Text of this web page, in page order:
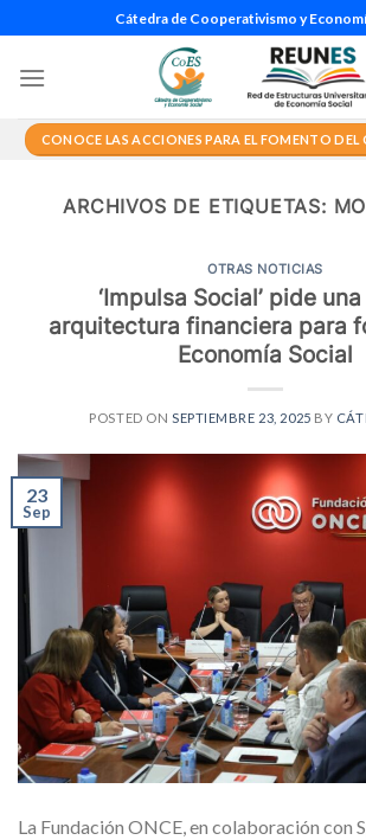
al
contenido
Cátedra de Cooperativismo y
CONOCE LAS ACCIONES PARA EL FOMENTO
ARCHIVOS DE ETIQUETAS:
OTRAS NOTICIAS
‘Impulsa Social’ pide
arquitectura financiera para
Economía Social
POSTED ON SEPTIEMBRE 23, 2025 BY
23
Sep
La Fundación ONCE, en colaboración con